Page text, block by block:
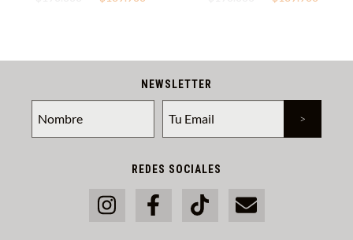
NEWSLETTER
REDES SOCIALES